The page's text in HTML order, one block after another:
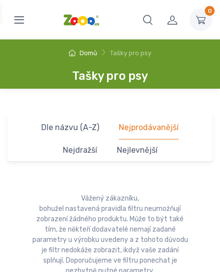
0
Domů Tašky pro psy
Tašky pro psy
Dle názvu (A-Z) Nejprodávanější
Nejdražší Nejlevnější
Vážený zákazníku,
bohužel nastavená pravidla filtru neumožňují
zobrazení žádného produktu. Může to být také
tím, že někteří dodavatelé nemají zadané
parametry u výrobku uvedeny a z tohoto důvodu
je filtr nedokáže zobrazit, ikdyž vaše zadání
splňují. Doporučujeme ve filtru ponechat je